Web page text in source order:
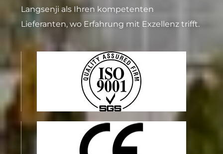
Langsenji als Ihren kompetenten
Lieferanten, wo Erfahrung mit Exzellenz trifft.